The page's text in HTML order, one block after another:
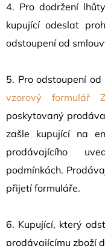
4. Pro dodržení
kupující odeslat
odstoupení od
5. Pro odstoupení
vzorový formulář
poskytovaný
zašle kupující na
prodávajícího
podmínkách.
přijetí formuláře.
6. Kupující, který
prodávajícímu zboží